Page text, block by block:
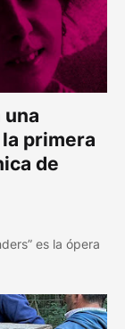
primera
de
es la ópera